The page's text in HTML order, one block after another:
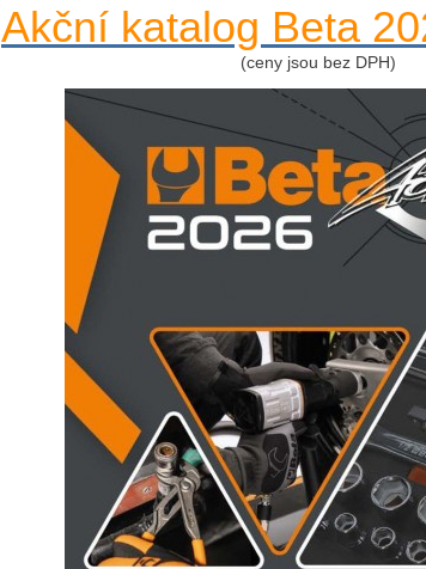
Akční katalog Beta
(ceny jsou bez DPH)